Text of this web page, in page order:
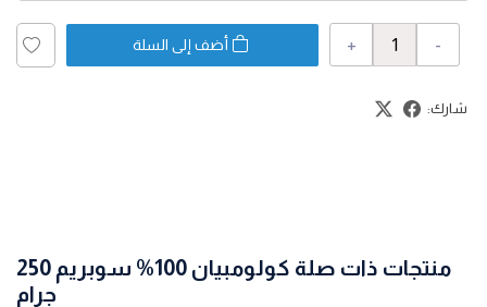
-
+ أضف إلى السلة
شارك:
منتجات ذات صلة كولومبيان 100% سوبريم 250
جرام